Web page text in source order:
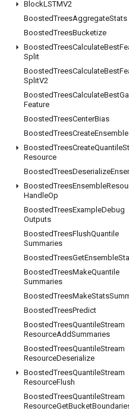
BlockLSTMV2
BoostedTreesAggregateStats
BoostedTreesBucketize
BoostedTreesCalculateBest
Split
BoostedTreesCalculateBest
SplitV2
BoostedTreesCalculateBest
Feature
BoostedTreesCenterBias
BoostedTreesCreateEnsemble
BoostedTreesCreateQuantile
Resource
BoostedTreesDeserialize
BoostedTreesEnsemble
HandleOp
BoostedTreesExampleDebug
Outputs
BoostedTreesFlushQuantile
Summaries
BoostedTreesGetEnsemble
BoostedTreesMakeQuantile
Summaries
BoostedTreesMakeStats
BoostedTreesPredict
BoostedTreesQuantileStream
ResourceAddSummaries
BoostedTreesQuantileStream
ResourceDeserialize
BoostedTreesQuantileStream
ResourceFlush
BoostedTreesQuantileStream
ResourceGetBucket